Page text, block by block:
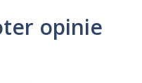
opinie